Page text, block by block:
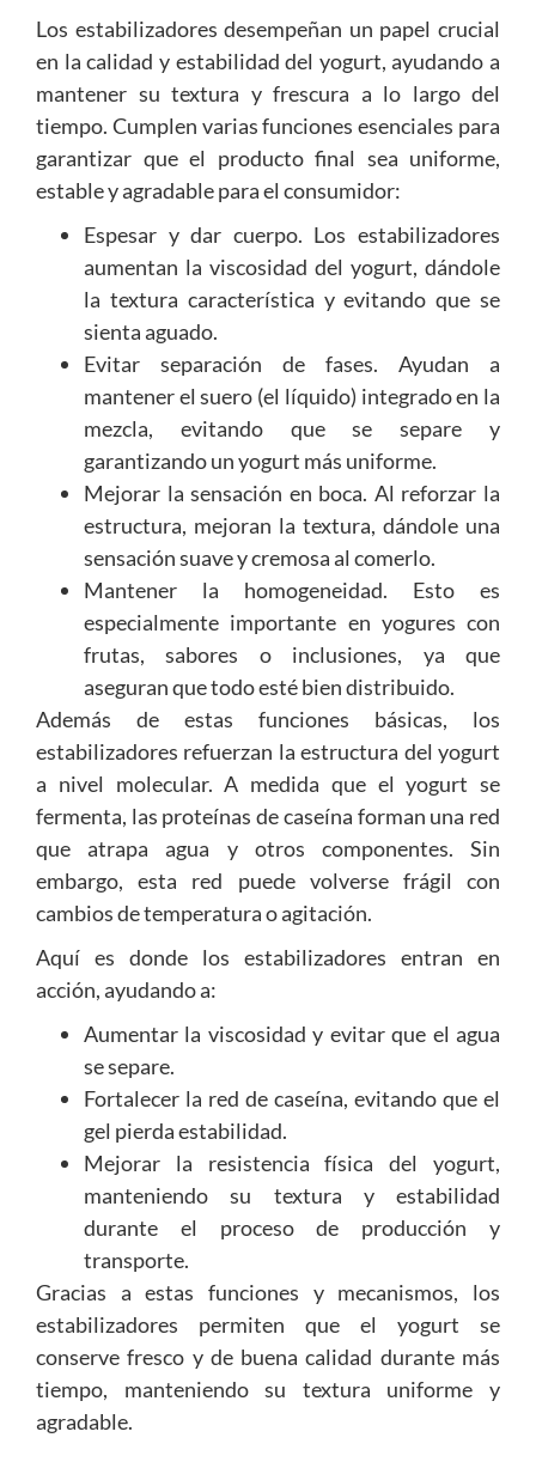
Los estabilizadores desempeñan un papel crucial
en la calidad y estabilidad del yogurt, ayudando a
mantener su textura y frescura a lo largo del
tiempo. Cumplen varias funciones esenciales para
garantizar que el producto final sea uniforme,
estable y agradable para el consumidor:
Espesar y dar cuerpo. Los estabilizadores
aumentan la viscosidad del yogurt, dándole
la textura característica y evitando que se
sienta aguado.
Evitar separación de fases. Ayudan a
mantener el suero (el líquido) integrado en la
mezcla, evitando que se separe y
garantizando un yogurt más uniforme.
Mejorar la sensación en boca. Al reforzar la
estructura, mejoran la textura, dándole una
sensación suave y cremosa al comerlo.
Mantener la homogeneidad. Esto es
especialmente importante en yogures con
frutas, sabores o inclusiones, ya que
aseguran que todo esté bien distribuido.
Además de estas funciones básicas, los
estabilizadores refuerzan la estructura del yogurt
a nivel molecular. A medida que el yogurt se
fermenta, las proteínas de caseína forman una red
que atrapa agua y otros componentes. Sin
embargo, esta red puede volverse frágil con
cambios de temperatura o agitación.
Aquí es donde los estabilizadores entran en
acción, ayudando a:
Aumentar la viscosidad y evitar que el agua
se separe.
Fortalecer la red de caseína, evitando que el
gel pierda estabilidad.
Mejorar la resistencia física del yogurt,
manteniendo su textura y estabilidad
durante el proceso de producción y
transporte.
Gracias a estas funciones y mecanismos, los
estabilizadores permiten que el yogurt se
conserve fresco y de buena calidad durante más
tiempo, manteniendo su textura uniforme y
agradable.